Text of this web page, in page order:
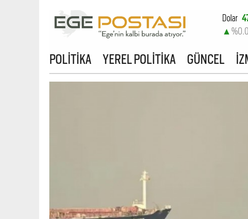
Dolar
▲
POLİTİKA YEREL POLİTİKA GÜNCEL